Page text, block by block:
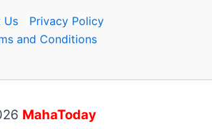
Us
Privacy Policy
and Conditions
MahaToday